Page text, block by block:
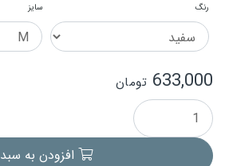
رنگ سایز
633,000 تومان
افزودن به سبد